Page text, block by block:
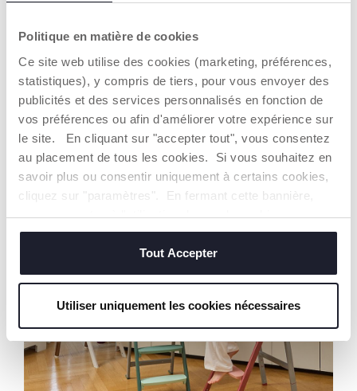
Politique en matière de cookies
Ce site web utilise des cookies (marketing, préférences,
statistiques), y compris de tiers, pour vous envoyer des
publicités et des services personnalisés en fonction de
vos préférences ou afin d'améliorer votre expérience sur
le site. En cliquant sur "accepter tout", vous consentez
au placement de tous les cookies. Si vous souhaitez en
savoir plus ou consentir uniquement à certains cookies,
cliquez sur "paramètres". En fermant cette bannière,
vous consentez à l'utilisation des seuls cookies
techniques, qui sont essentiels au service demandé.
Tout Accepter
Utiliser uniquement les cookies nécessaires
BABY BOXREPAS
Tout ce dont vous avez besoin pour les premiers
des repas
avec bébé